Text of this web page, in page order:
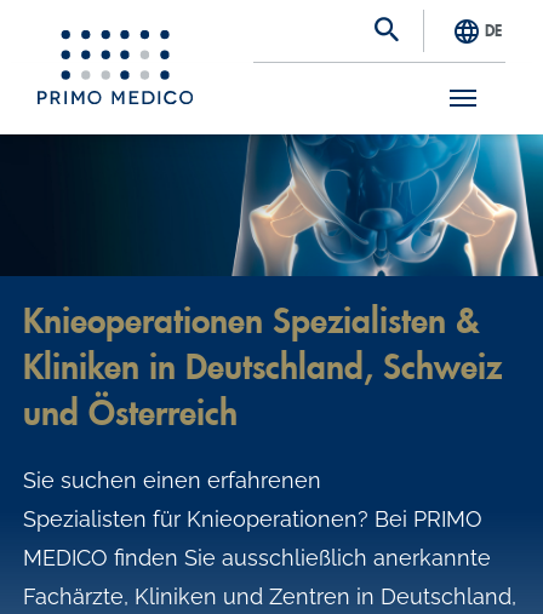
S
DE
Knieoperationen Spezialisten &
Kliniken in Deutschland, Schweiz
und Österreich
Sie suchen einen erfahrenen
Spezialisten für Knieoperationen? Bei PRIMO
MEDICO finden Sie ausschließlich anerkannte
Fachärzte, Kliniken und Zentren in Deutschland,